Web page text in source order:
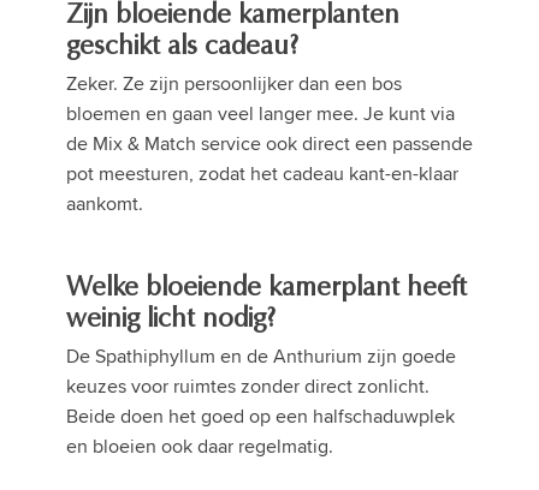
Zijn bloeiende kamerplanten
geschikt als cadeau?
Zeker. Ze zijn persoonlijker dan een bos
bloemen en gaan veel langer mee. Je kunt via
de Mix & Match service ook direct een passende
pot meesturen, zodat het cadeau kant-en-klaar
aankomt.
Welke bloeiende kamerplant heeft
weinig licht nodig?
De Spathiphyllum en de Anthurium zijn goede
keuzes voor ruimtes zonder direct zonlicht.
Beide doen het goed op een halfschaduwplek
en bloeien ook daar regelmatig.